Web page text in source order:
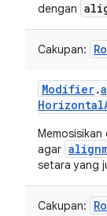
dengan
Cakupan:
Modifier.
agar
setara yang
Cakupan: